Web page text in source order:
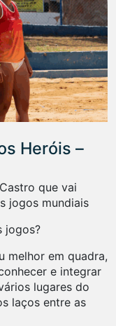
Heróis –
que vai
jogos mundiais
jogos?
melhor em quadra,
e integrar
lugares do
laços entre as